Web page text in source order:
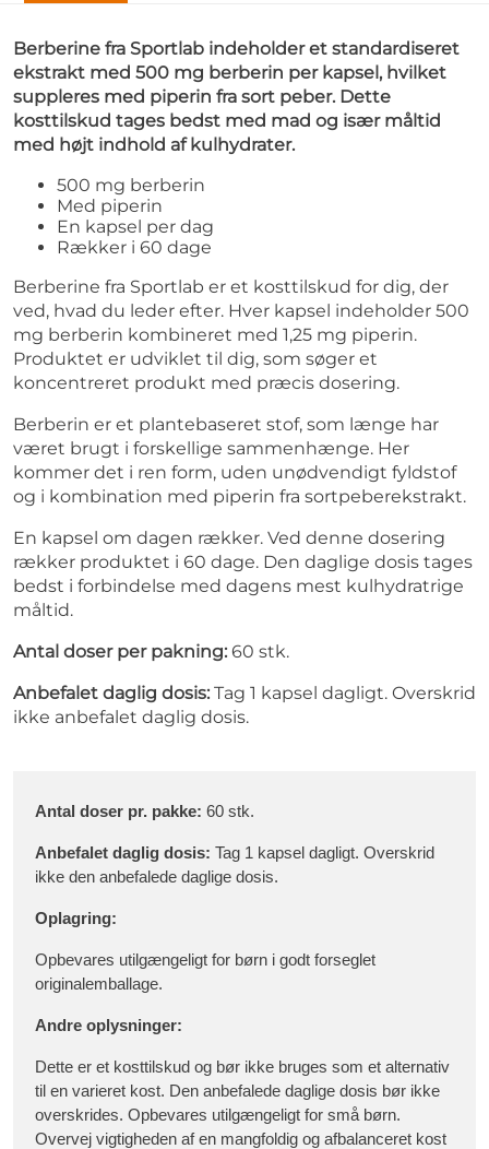
Berberine fra Sportlab indeholder et standardiseret
ekstrakt med 500 mg berberin per kapsel, hvilket
suppleres med piperin fra sort peber. Dette
kosttilskud tages bedst med mad og især måltid
med højt indhold af kulhydrater.
500 mg berberin
Med piperin
En kapsel per dag
Rækker i 60 dage
Berberine fra Sportlab er et kosttilskud for dig, der
ved, hvad du leder efter. Hver kapsel indeholder 500
mg berberin kombineret med 1,25 mg piperin.
Produktet er udviklet til dig, som søger et
koncentreret produkt med præcis dosering.
Berberin er et plantebaseret stof, som længe har
været brugt i forskellige sammenhænge. Her
kommer det i ren form, uden unødvendigt fyldstof
og i kombination med piperin fra sortpeberekstrakt.
En kapsel om dagen rækker. Ved denne dosering
rækker produktet i 60 dage. Den daglige dosis tages
bedst i forbindelse med dagens mest kulhydratrige
måltid.
Antal doser per pakning: 60 stk.
Anbefalet daglig dosis: Tag 1 kapsel dagligt. Overskrid
ikke anbefalet daglig dosis.
Antal doser pr. pakke: 60 stk.
Anbefalet daglig dosis: Tag 1 kapsel dagligt. Overskrid
ikke den anbefalede daglige dosis.
Oplagring:
Opbevares utilgængeligt for børn i godt forseglet
originalemballage.
Andre oplysninger:
Dette er et kosttilskud og bør ikke bruges som et alternativ
til en varieret kost. Den anbefalede daglige dosis bør ikke
overskrides. Opbevares utilgængeligt for små børn.
Overvej vigtigheden af en mangfoldig og afbalanceret kost